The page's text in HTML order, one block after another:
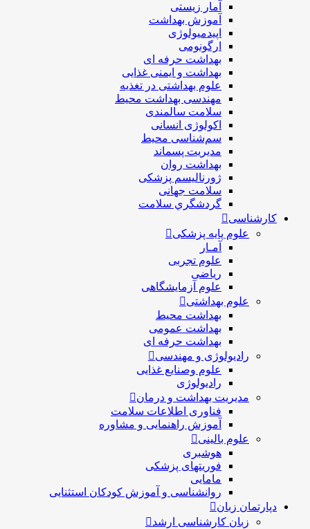
آمار زیستی
آموزش بهداشت
اپیدمیولوژی
ارگونومی
بهداشت حرفه ای
بهداشت و ایمنی غذایی
علوم بهداشتی در تغذیه
مهندسی بهداشت محيط
سلامت سالمندی
اکولوژی انسانی
سم‌شناسی محیط
مدیریت پسماند
بهداشت روان
ژورنالیسم پزشکی
سلامت جهانی
گردشگري سلامت
کارشناسی
علوم پایه پزشکی
آمـار
علوم تجربی
ریاضی
علوم آزمایشگاهی
علوم بهداشتی
بهداشت محیط
بهداشت عمومی
بهداشت حرفه ای
رادیولوژی و مهندسی
علوم وصنایع غذایی
رادیولوژی
مدیریت بهداشت و درمان
فناوری اطلاعات سلامت
آموزش راهنمایی و مشاوره
علوم بالینی
هوشبری
فوریتهای پزشکی
مامایی
روانشناسی و آموزش کودکان استثنایی
دپارتمان زبان
زبان کارشناسی ارشد